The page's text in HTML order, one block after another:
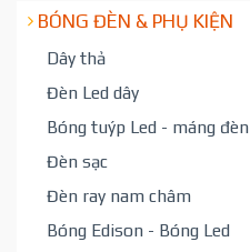
BÓNG ĐÈN & PHỤ KIỆN
Dây thả
Đèn Led dây
Bóng tuýp Led - máng đèn
Đèn sạc
Đèn ray nam châm
Bóng Edison - Bóng Led